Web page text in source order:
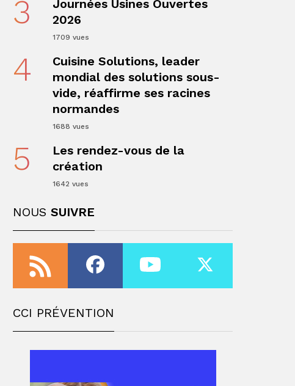
Partager
3
Journées Usines Ouvertes
2026
1709 vues
4
Cuisine Solutions, leader
mondial des solutions sous-
vide, réaffirme ses racines
normandes
1688 vues
5
Les rendez-vous de la
création
1642 vues
NOUS SUIVRE
CCI PRÉVENTION